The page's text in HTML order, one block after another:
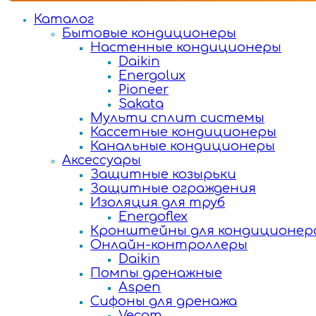
Каталог
Бытовые кондиционеры
Настенные кондиционеры
Daikin
Energolux
Pioneer
Sakata
Мульти сплит системы
Кассетные кондиционеры
Канальные кондиционеры
Аксессуары
Защитные козырьки
Защитные ограждения
Изоляция для труб
Energoflex
Кронштейны для
Онлайн-контроллеры
Daikin
Помпы дренажные
Aspen
Сифоны для дренажа